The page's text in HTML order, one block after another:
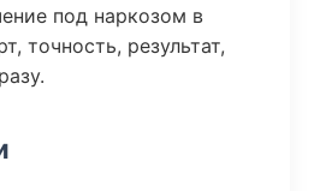
под наркозом в
точность, результат,